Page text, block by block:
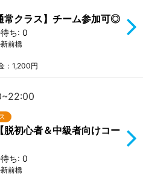
常クラス】チーム参加可◎
ち: 0
前橋
：1,200円
初心者＆中級者向けコー
ち: 0
前橋